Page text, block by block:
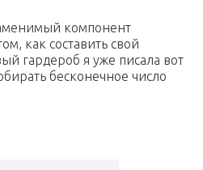
компонент
как составить свой
гардероб я уже писала вот
бесконечное число